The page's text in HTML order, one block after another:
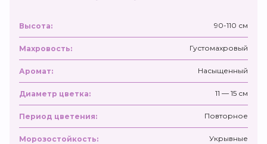
Высота: 90-110 см
Махровость: Густомахровый
Аромат: Насыщенный
Диаметр цветка: 11 — 15 см
Период цветения: Повторное
Морозостойкость: Укрывные